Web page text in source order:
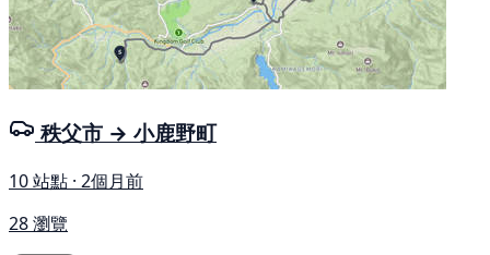
秩父市 → 小鹿野町
10 站點 · 2個月前
28 瀏覽